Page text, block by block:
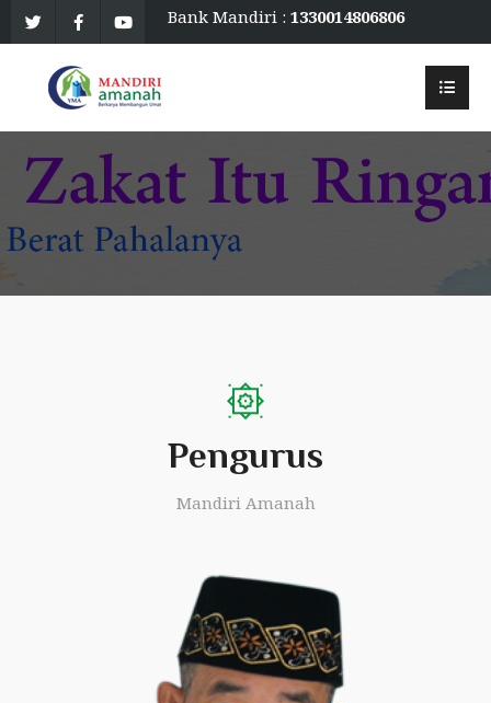
Bank Mandiri : 1330014806806
Pengurus
Mandiri Amanah